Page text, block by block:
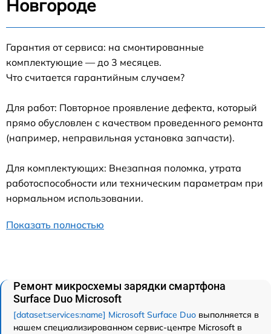
Новгороде
Гарантия от сервиса: на смонтированные
комплектующие — до 3 месяцев.
Что считается гарантийным случаем?
Для работ: Повторное проявление дефекта, который
прямо обусловлен с качеством проведенного ремонта
(например, неправильная установка запчасти).
Для комплектующих: Внезапная поломка, утрата
работоспособности или техническим параметрам при
нормальном использовании.
Показать полностью
Ремонт микросхемы зарядки смартфона
Surface Duo Microsoft
[dataset:services:name] Microsoft Surface Duo выполняется в
нашем специализированном сервис-центре Microsoft в